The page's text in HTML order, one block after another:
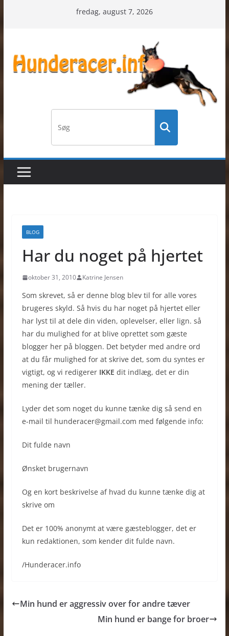
fredag, august 7, 2026
BLOG
Har du noget på hjertet
oktober 31, 2010 Katrine Jensen
Som skrevet, så er denne blog blev til for alle vores
brugeres skyld. Så hvis du har noget på hjertet eller
har lyst til at dele din viden, oplevelser, eller lign. så
har du mulighed for at blive oprettet som gæste
blogger her på bloggen. Det betyder med andre ord
at du får mulighed for at skrive det, som du syntes er
vigtigt, og vi redigerer IKKE dit indlæg, det er din
mening der tæller.
Lyder det som noget du kunne tænke dig så send en
e-mail til hunderacer@gmail.com med følgende info:
Dit fulde navn
Ønsket brugernavn
Og en kort beskrivelse af hvad du kunne tænke dig at
skrive om
Det er 100% anonymt at være gæsteblogger, det er
kun redaktionen, som kender dit fulde navn.
/Hunderacer.info
Min hund er aggressiv over for andre tæver
Min hund er bange for broer